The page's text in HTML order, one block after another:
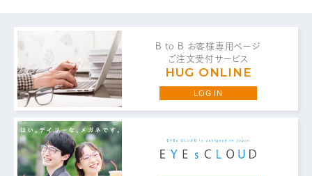
お問い合わせ・ご意見は
こちらからお願いいたします。
代表 / 営業・企画・総務・経理
TEL：0776-89-1370
FAX： 0776-89-1375
B to B お客様専用ページ
ご注文受付サービス
HUG ONLINE
LOG IN